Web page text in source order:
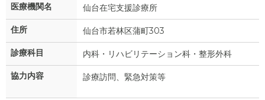
医療機関名 仙台在宅支援診療所
住所 仙台市若林区蒲町303
診療科目 内科・リハビリテーション科・整形外科
協力内容 診療訪問、緊急対策等